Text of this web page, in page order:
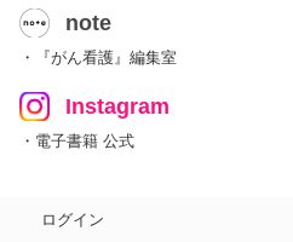
note
・『がん看護』編集室
Instagram
・電子書籍 公式
ログイン